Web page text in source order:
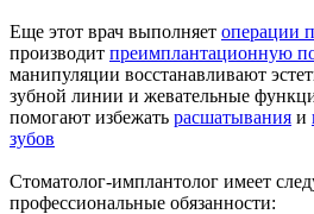
Еще этот врач выполняет операции
производит преимплантационную
манипуляции восстанавливают
зубной линии и жевательные
помогают избежать расшатывания и
зубов
Стоматолог-имплантолог имеет
профессиональные обязанности: